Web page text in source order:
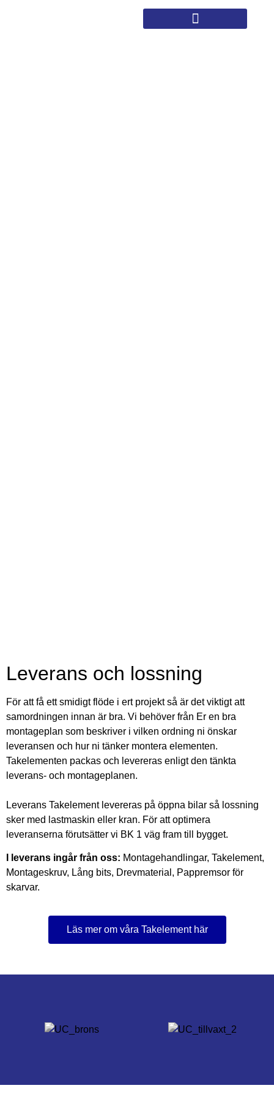
Leverans och lossning
För att få ettsmidigt flöde i ert projektså är det viktigt att
samordningen innan är bra. Vi behöver från Er en bra
montageplan som beskriver i vilken ordning ni önskar
leveransen och hur ni tänker montera elementen.
Takelementen packas och levereras enligt den tänkta
leverans- och montageplanen.
Leverans Takelement levereras på öppna bilar så lossning
sker med lastmaskin eller kran. För att optimera
leveranserna förutsätter vi BK 1 väg fram till bygget.
I leverans ingår från oss: Montagehandlingar, Takelement,
Montageskruv, Lång bits, Drevmaterial, Pappremsor för
skarvar.
Läs mer om våra Takelement här